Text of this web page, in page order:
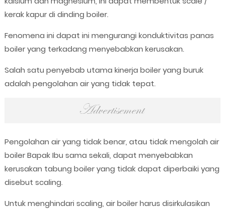
kerak kapur di dinding boiler.
Fenomena ini dapat ini mengurangi konduktivitas panas
boiler yang terkadang menyebabkan kerusakan.
Salah satu penyebab utama kinerja boiler yang buruk
adalah pengolahan air yang tidak tepat.
Pengolahan air yang tidak benar, atau tidak mengolah air
boiler Bapak Ibu sama sekali, dapat menyebabkan
kerusakan tabung boiler yang tidak dapat diperbaiki yang
disebut scaling.
Untuk menghindari scaling, air boiler harus disirkulasikan